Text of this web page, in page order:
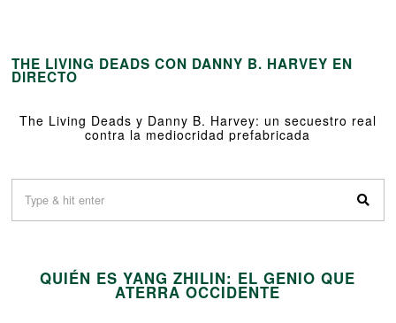
THE LIVING DEADS CON DANNY B. HARVEY EN
DIRECTO
The Living Deads y Danny B. Harvey: un secuestro real
contra la mediocridad prefabricada
QUIÉN ES YANG ZHILIN: EL GENIO QUE
ATERRA OCCIDENTE